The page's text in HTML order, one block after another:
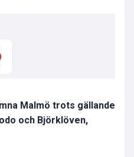
Malmö trots gällande
och Björklöven,